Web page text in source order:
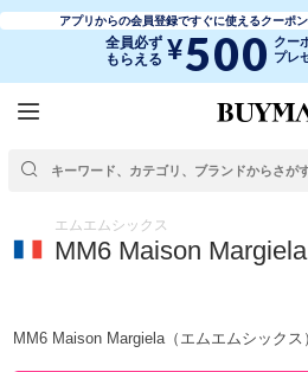
アプリからの会員登録ですぐに使えるクーポン
全員必ず
もらえる ¥500 クー
プレ
エムエムシックス
MM6 Maison Margiela
MM6 Maison Margiela（エムエムシック